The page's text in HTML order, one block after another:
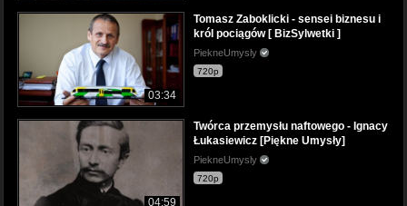
03:34
Tomasz Zaboklicki - sensei biznesu i
król pociągów [ BizSylwetki ]
PiekneUmysly
720p
04:59
Twórca przemysłu naftowego - Ignacy
Łukasiewicz [Piękne Umysły]
PiekneUmysly
720p